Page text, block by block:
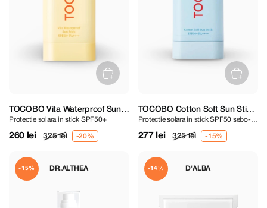
TOCOBO Vita Waterproof Sun
Stick SPF50+ PA++++ 18 g
Protectie solara in stick SPF50+
260 lei 325 lei
TOCOBO Cotton Soft Sun Stick
SPF50+ PA++++ 19 g
Protectie solara in stick SPF50 sebo-
277 lei 325 lei
DR.ALTHEA
-15% D'ALBA
-14%